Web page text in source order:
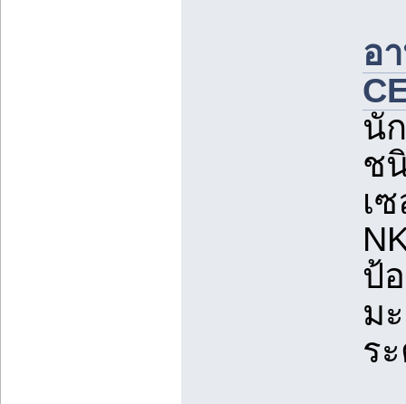
อ
นั
ช
เ
ป้
ม
ร